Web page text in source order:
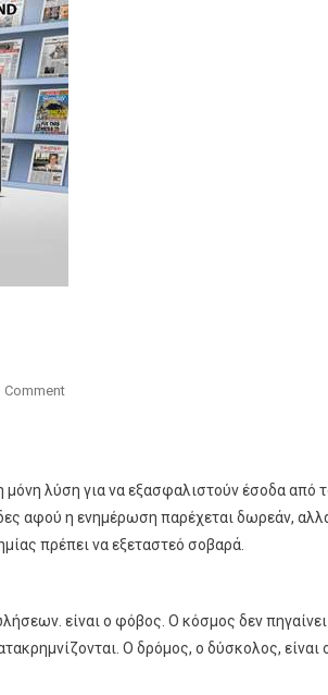
CommentOn
Τρόπο
μόνη λύση για να εξασφαλιστούν έσοδα από
αφού η ενημέρωση παρέχεται δωρεάν,
πρέπει να εξεταστεό σοβαρά.
είναι ο φόβος. Ο κόσμος δεν
Ο δρόμος, ο δύσκολος,